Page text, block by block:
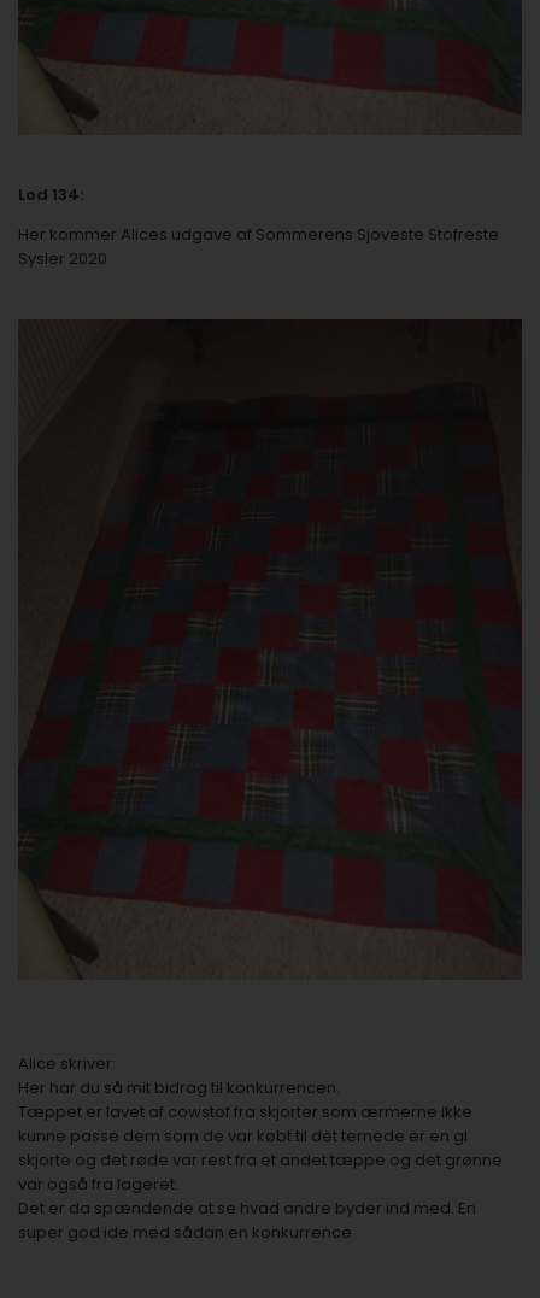
Lod 134:
Her kommer Alices udgave af Sommerens Sjoveste Stofreste
Sysler 2020
Alice skriver:
Her har du så mit bidrag til konkurrencen.
Tæppet er lavet af cowstof fra skjorter som ærmerne ikke
kunne passe dem som de var købt til det ternede er en gl
skjorte og det røde var rest fra et andet tæppe og det grønne
var også fra lageret.
Det er da spændende at se hvad andre byder ind med. En
super god ide med sådan en konkurrence